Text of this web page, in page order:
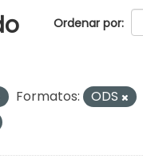
Ordenar por
Formatos: ODS